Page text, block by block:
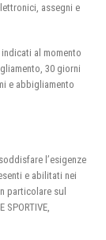
assegni e
al momento
30 giorni
e abbigliamento
l’esigenze
e abilitati nei
particolare sul